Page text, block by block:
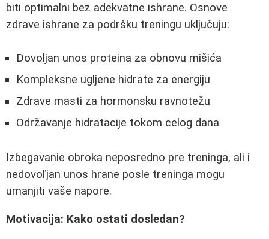
biti optimalni bez adekvatne ishrane. Osnove
zdrave ishrane za podršku treningu uključuju:
Dovoljan unos proteina za obnovu mišića
Kompleksne ugljene hidrate za energiju
Zdrave masti za hormonsku ravnotežu
Održavanje hidratacije tokom celog dana
Izbegavanie obroka neposredno pre treninga, ali i
nedovoľjan unos hrane posle treninga mogu
umanjiti vaše napore.
Motivacija: Kako ostati dosledan?